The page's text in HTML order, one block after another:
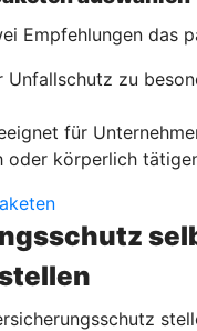
Empfehlungen das
Unfallschutz zu
für
oder körperlich